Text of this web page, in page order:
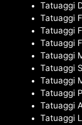
Tatuaggi
Tatuaggi
Tatuaggi
Tatuaggi
Tatuaggi
Tatuaggi
Tatuaggi
Tatuaggi
Tatuaggi
Tatuaggi